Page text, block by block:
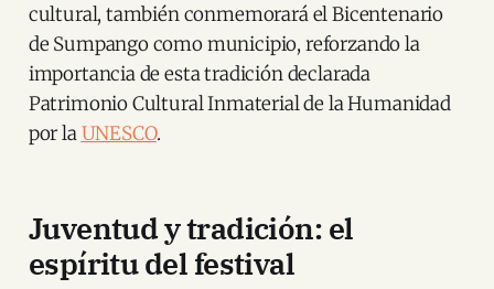
cultural, también conmemorará el Bicentenario
de Sumpango como municipio, reforzando la
importancia de esta tradición declarada
Patrimonio Cultural Inmaterial de la Humanidad
por laUNESCO.
Juventud y tradición: el
espíritu del festival